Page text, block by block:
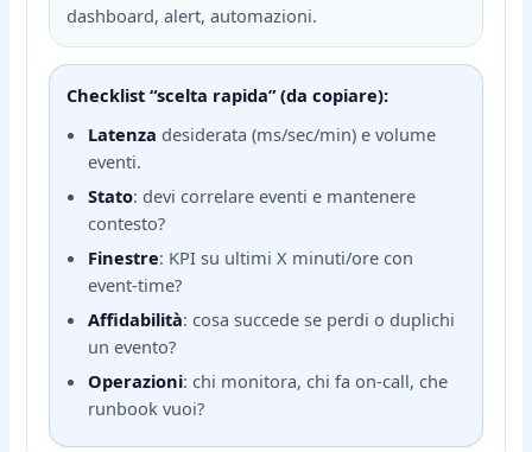
dashboard, alert, automazioni.
Checklist “scelta rapida” (da copiare):
Latenza desiderata (ms/sec/min) e volume
eventi.
Stato: devi correlare eventi e mantenere
contesto?
Finestre: KPI su ultimi X minuti/ore con
event-time?
Affidabilità: cosa succede se perdi o duplichi
un evento?
Operazioni: chi monitora, chi fa on-call, che
runbook vuoi?